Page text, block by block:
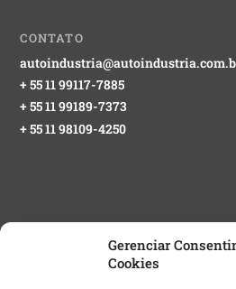
Gerenciar
Cookies
CONTATO
+ 55 11 99117-7885
+ 55 11 99189-7373
+ 55 11 98109-4250